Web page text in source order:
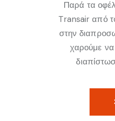
Παρά τα
Transair από
στην
χαρούμε να